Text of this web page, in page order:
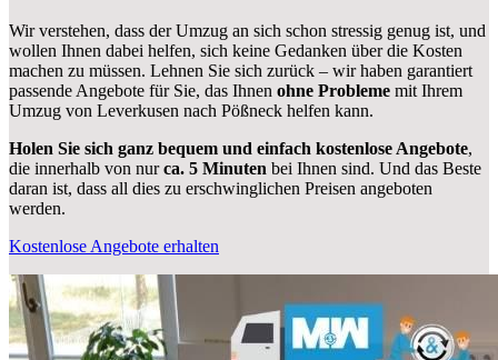
Wir verstehen, dass der Umzug an sich schon stressig genug ist, und
wollen Ihnen dabei helfen, sich keine Gedanken über die Kosten
machen zu müssen. Lehnen Sie sich zurück – wir haben garantiert
passende Angebote für Sie, das Ihnen ohne Probleme mit Ihrem
Umzug von Leverkusen nach Pößneck helfen kann.
Holen Sie sich ganz bequem und einfach kostenlose Angebote,
die innerhalb von nurca. 5 Minuten bei Ihnen sind. Und das Beste
daran ist, dass all dies zu erschwinglichen Preisen angeboten
werden.
Kostenlose Angebote erhalten